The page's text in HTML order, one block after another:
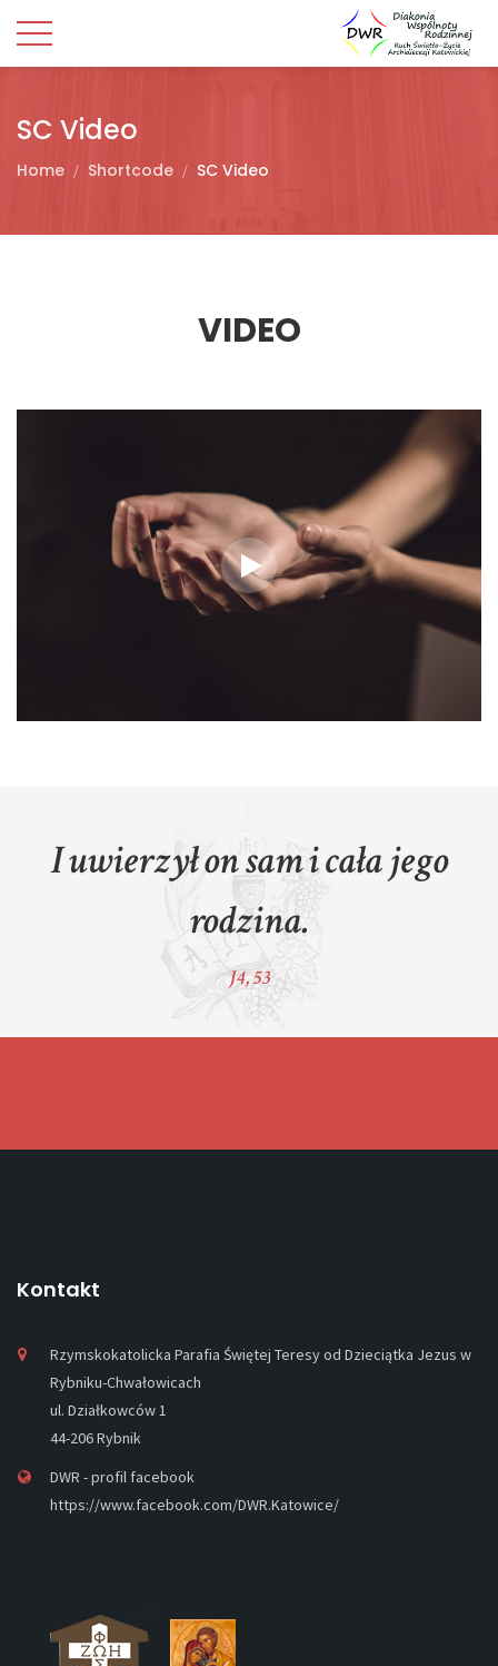
SC Video
Home Shortcode SC Video
VIDEO
I uwierzył on sam i cała jego
rodzina.
J4, 53
Kontakt
Rzymskokatolicka Parafia Świętej Teresy od Dzieciątka Jezus w
Rybniku-Chwałowicach
ul. Działkowców 1
44-206 Rybnik
DWR - profil facebook
https://www.facebook.com/DWR.Katowice/